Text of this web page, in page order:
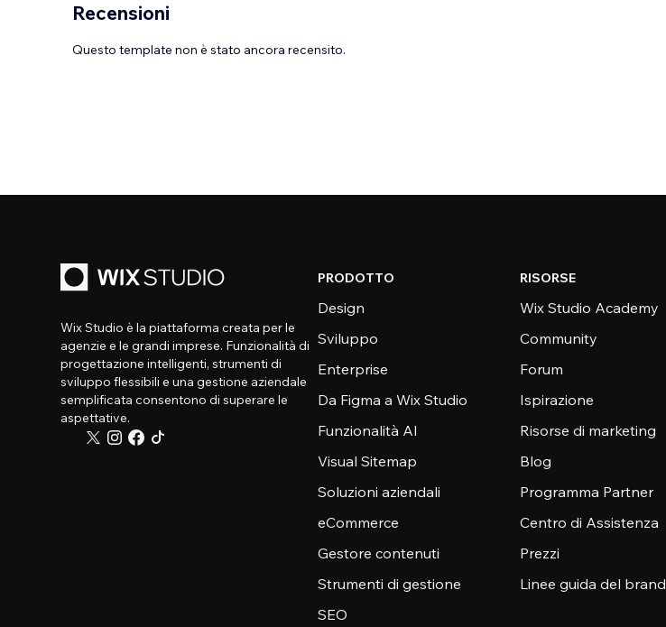
Recensioni
Questo template non è stato ancora recensito.
Wix Studio è la piattaforma creata per le
agenzie e le grandi imprese. Funzionalità di
progettazione intelligenti, strumenti di
sviluppo flessibili e una gestione aziendale
semplificata consentono di superare le
aspettative.
PRODOTTO
Design
Sviluppo
Enterprise
Da Figma a Wix Studio
Funzionalità AI
Visual Sitemap
Soluzioni aziendali
eCommerce
Gestore contenuti
Strumenti di gestione
SEO
RISORSE
Wix Studio Academy
Community
Forum
Ispirazione
Risorse di marketing
Blog
Programma Partner
Centro di Assistenza
Prezzi
Linee guida del brand